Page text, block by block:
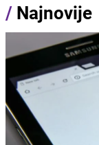
/ Najnovije